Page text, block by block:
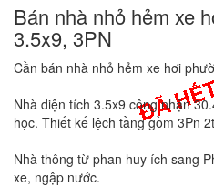
Bán nhà nhỏ hẻm xe
3.5x9, 3PN
Cần bán nhà nhỏ hẻm xe hơi
Nhà diện tích 3.5x9 công nhận
học. Thiết kế lệch tầng gồm 3Pn
Nhà thông từ phan huy ích sang
xe, ngập nước.